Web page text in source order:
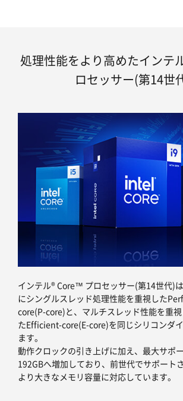
処理性能をより高めたインテ
ロセッサー(第14世
インテル® Core™ プロセッサー(第14世代)
にシングルスレッド処理性能を重視した
core(P-core)と、マルチスレッド性能を重
たEfficient-core(E-core)を同じシリコンダ
ます。
動作クロックの引き上げに加え、最大サポ
192GBへ増加しており、前世代でサポート
より大きなメモリ容量に対応しています。